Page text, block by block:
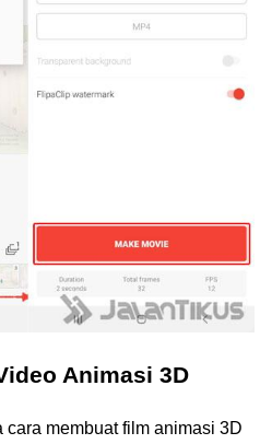
Animasi 3D
membuat film animasi 3D